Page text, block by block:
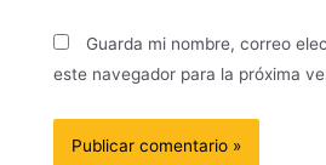
Guarda mi nombre, correo
este navegador para la próxima